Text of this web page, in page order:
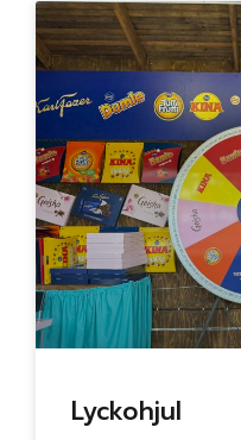
Lyckohjul
Sida Sida